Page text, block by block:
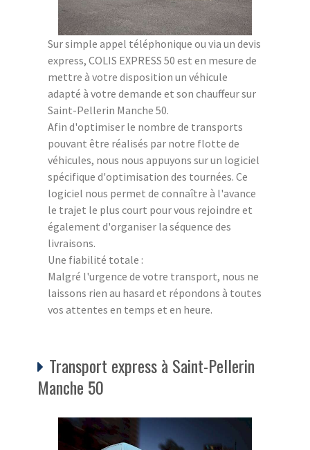
Sur simple appel téléphonique ou via un devis
express, COLIS EXPRESS 50 est en mesure de
mettre à votre disposition un véhicule
adapté à votre demande et son chauffeur sur
Saint-Pellerin Manche 50.
Afin d'optimiser le nombre de transports
pouvant être réalisés par notre flotte de
véhicules, nous nous appuyons sur un logiciel
spécifique d'optimisation des tournées. Ce
logiciel nous permet de connaître à l'avance
le trajet le plus court pour vous rejoindre et
également d'organiser la séquence des
livraisons.
Une fiabilité totale :
Malgré l'urgence de votre transport, nous ne
laissons rien au hasard et répondons à toutes
vos attentes en temps et en heure.
Transport express à Saint-Pellerin
Manche 50